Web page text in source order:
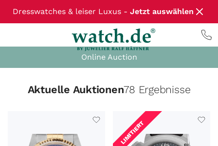
Dresswatches & leiser Luxus - Jetzt auswählen
Online Auction
Aktuelle Auktionen78 Ergebnisse
LIMITIERT